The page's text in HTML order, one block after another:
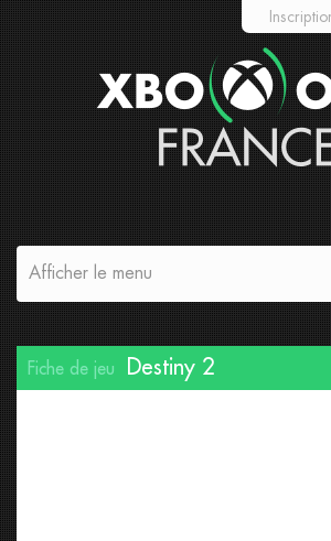
Afficher le menu
Fiche de jeu Destiny 2